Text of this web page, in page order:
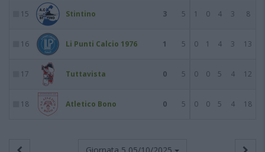
15 Stintino 3 5 1 0 4 3 8
16 Li Punti Calcio 1976 1 5 0 1 4 3 13
17 Tuttavista 0 5 0 0 5 4 12
18 Atletico Bono 0 5 0 0 5 4 18